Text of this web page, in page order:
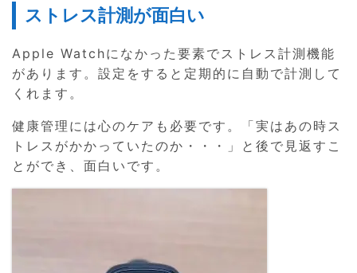
ストレス計測が面白い
Apple Watchになかった要素でストレス計測機能
があります。設定をすると定期的に自動で計測して
くれます。
健康管理には心のケアも必要です。「実はあの時ス
トレスがかかっていたのか・・・」と後で見返すこ
とができ、面白いです。